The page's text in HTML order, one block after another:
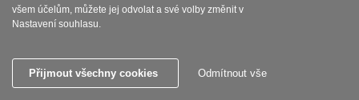
Seburo SUBAJA
Damascus 175mm +
všem účelům, můžete jej odvolat a své volby změnit v
Nastavení souhlasu.
Přijmout všechny cookies Odmítnout vše